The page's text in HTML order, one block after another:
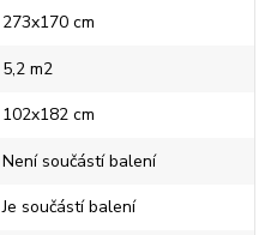
273x170 cm
5,2 m2
102x182 cm
Není součástí balení
Je součástí balení